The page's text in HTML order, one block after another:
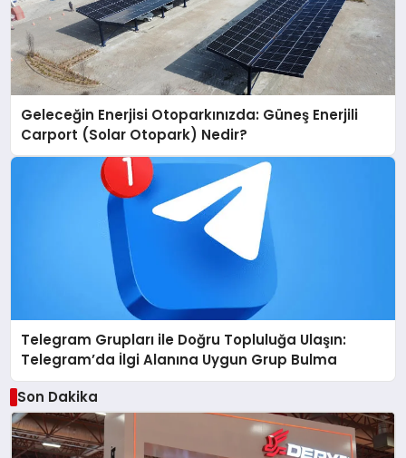
Geleceğin Enerjisi Otoparkınızda: Güneş Enerjili
Carport (Solar Otopark) Nedir?
Telegram Grupları ile Doğru Topluluğa Ulaşın:
Telegram’da İlgi Alanına Uygun Grup Bulma
Son Dakika